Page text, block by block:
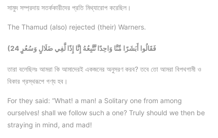
সামুদ সম্প্রদায় সতর্ককারীদের প্রতি মিথ্যারোপ করেছিল।
The Thamud (also) rejected (their) Warners.
(24 فَقَالُوا أَبَشَرًا مِّنَّا وَاحِدًا نَّتَّبِعُهُ إِنَّا إِذًا لَّفِي ضَلَالٍ وَسُعُرٍ
তারা বলেছিলঃ আমরা কি আমাদেরই একজনের অনুসরণ করব? তবে তো আমরা বিপথগামী ও
বিকার গ্রস্থরূপে গণ্য হব।
For they said: “What! a man! a Solitary one from among
ourselves! shall we follow such a one? Truly should we then be
straying in mind, and mad!